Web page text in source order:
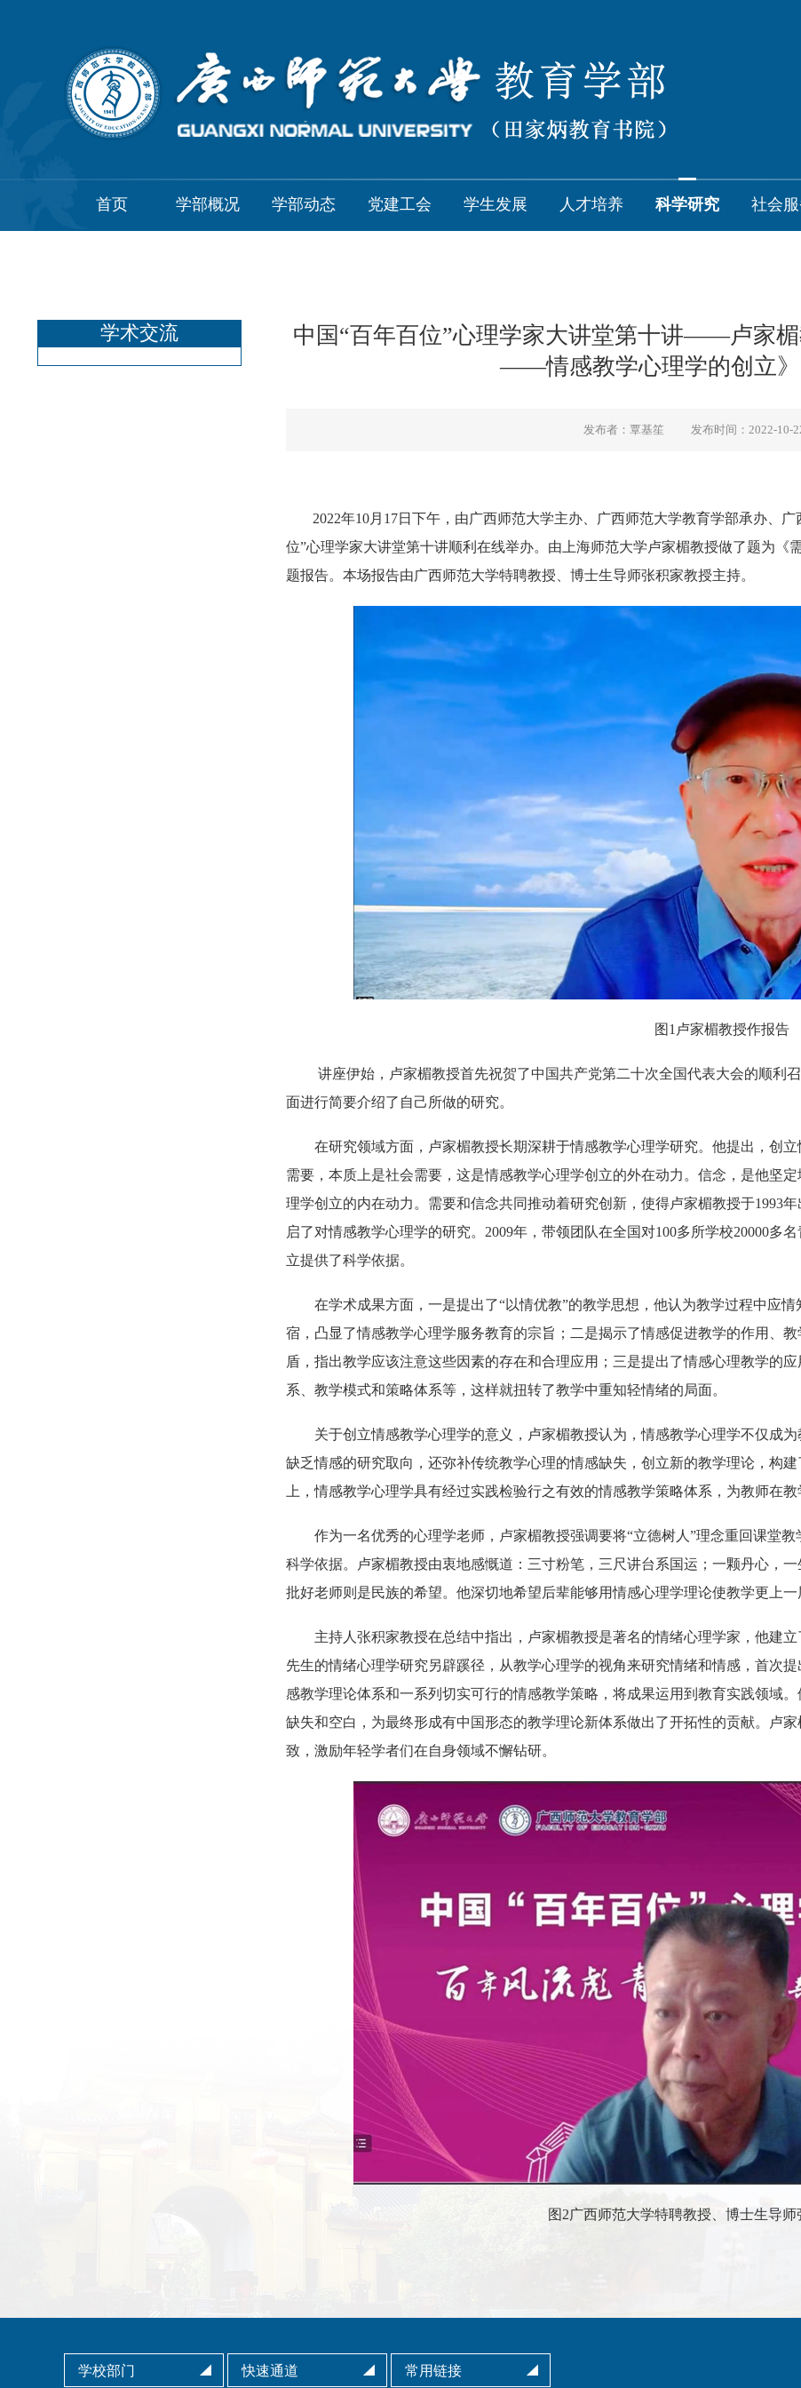
首页 学部概况 学部动态 党建工会 学生发展 人才培养 科学研究 社会
学术交流
中国“百年百位”心理学家大讲堂第十讲——卢家
——情感教学心理学的创立》
发布者：覃基笙 发布时间：2022-10-
2022年10月17日下午，由广西师范大学主办、广西师范大学教育学部承办、
位”心理学家大讲堂第十讲顺利在线举办。由上海师范大学卢家楣教授做了题为
题报告。本场报告由广西师范大学特聘教授、博士生导师张积家教授主持。
图1卢家楣教授作报告
讲座伊始，卢家楣教授首先祝贺了中国共产党第二十次全国代表大会的顺利
面进行简要介绍了自己所做的研究。
在研究领域方面，卢家楣教授长期深耕于情感教学心理学研究。他提出，创
需要，本质上是社会需要，这是情感教学心理学创立的外在动力。信念，是他坚
理学创立的内在动力。需要和信念共同推动着研究创新，使得卢家楣教授于1993
启了对情感教学心理学的研究。2009年，带领团队在全国对100多所学校20000多
立提供了科学依据。
在学术成果方面，一是提出了“以情优教”的教学思想，他认为教学过程中应
宿，凸显了情感教学心理学服务教育的宗旨；二是揭示了情感促进教学的作用、
盾，指出教学应该注意这些因素的存在和合理应用；三是提出了情感心理教学的
系、教学模式和策略体系等，这样就扭转了教学中重知轻情绪的局面。
关于创立情感教学心理学的意义，卢家楣教授认为，情感教学心理学不仅成
缺乏情感的研究取向，还弥补传统教学心理的情感缺失，创立新的教学理论，构
上，情感教学心理学具有经过实践检验行之有效的情感教学策略体系，为教师在
作为一名优秀的心理学老师，卢家楣教授强调要将“立德树人”理念重回课堂
科学依据。卢家楣教授由衷地感慨道：三寸粉笔，三尺讲台系国运；一颗丹心，
批好老师则是民族的希望。他深切地希望后辈能够用情感心理学理论使教学更上一
主持人张积家教授在总结中指出，卢家楣教授是著名的情绪心理学家，他建
先生的情绪心理学研究另辟蹊径，从教学心理学的视角来研究情绪和情感，首次
感教学理论体系和一系列切实可行的情感教学策略，将成果运用到教育实践领域
缺失和空白，为最终形成有中国形态的教学理论新体系做出了开拓性的贡献。卢
致，激励年轻学者们在自身领域不懈钻研。
图2广西师范大学特聘教授、博士生导